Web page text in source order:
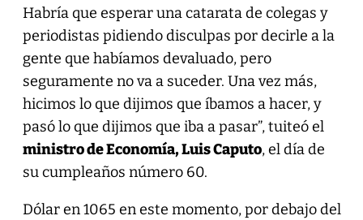
Habría que esperar una catarata de colegas y
periodistas pidiendo disculpas por decirle a la
gente que habíamos devaluado, pero
seguramente no va a suceder. Una vez más,
hicimos lo que dijimos que íbamos a hacer, y
pasó lo que dijimos que iba a pasar”, tuiteó el
ministro de Economía, Luis Caputo, el día de
su cumpleaños número 60.
Dólar en 1065 en este momento, por debajo del